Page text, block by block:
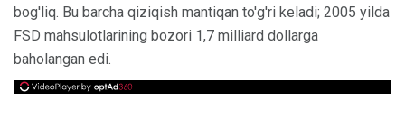
bog'liq. Bu barcha qiziqish mantiqan to'g'ri keladi; 2005 yilda
FSD mahsulotlarining bozori 1,7 milliard dollarga
baholangan edi.